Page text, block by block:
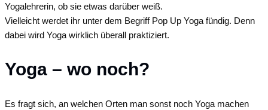
Yogalehrerin, ob sie etwas darüber weiß.
Vielleicht werdet ihr unter dem Begriff Pop Up Yoga fündig. Denn
dabei wird Yoga wirklich überall praktiziert.
Yoga – wo noch?
Es fragt sich, an welchen Orten man sonst noch Yoga machen